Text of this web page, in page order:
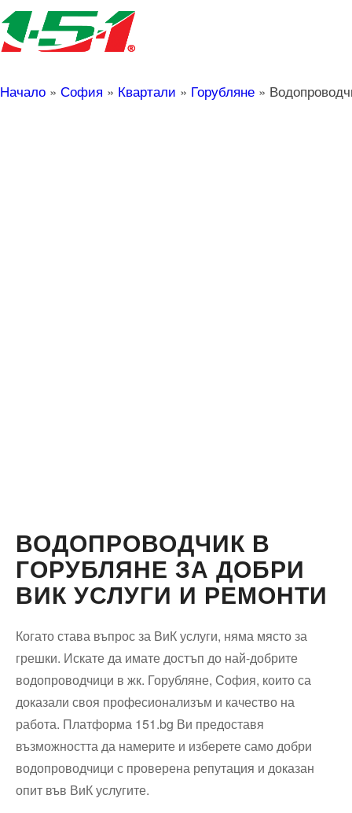
Начало » София » Квартали » Горубляне »
ВОДОПРОВОДЧИК В
ГОРУБЛЯНЕ ЗА ДОБРИ
ВИК УСЛУГИ И РЕМОНТИ
Когато става въпрос за ВиК услуги, няма място за
грешки. Искате да имате достъп до най-добрите
водопроводчици в жк. Горубляне, София, които са
доказали своя професионализъм и качество на
работа. Платформа 151.bg Ви предоставя
възможността да намерите и изберете само добри
водопроводчици с проверена репутация и доказан
опит във ВиК услугите.